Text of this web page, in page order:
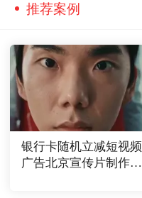
推荐案例
银行卡随机立减短视频
广告北京宣传片制作案